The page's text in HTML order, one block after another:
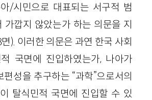
/시민으로 대표되는 서구적 범
가깝지 않았는가 하는 의문을 지
). 이러한 의문은 과연 한국 사회
국면에 진입하였는가, 나아가
성을 추구하는 “과학”으로서의
탈식민적 국면에 진입할 수 있